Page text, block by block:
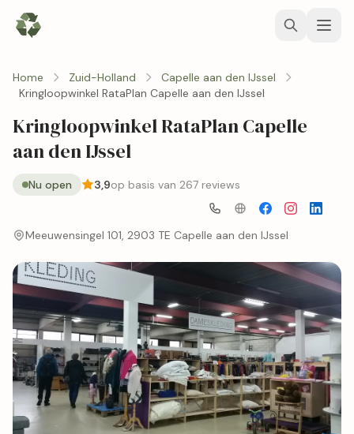
Home Zuid-Holland
Capelle aan den IJssel
Kringloopwinkel RataPlan Capelle aan den IJssel
Kringloopwinkel RataPlan Capelle
aan den IJssel
Nu open 3,9op basis van 267 reviews
Meeuwensingel 101, 2903 TE Capelle aan den IJssel